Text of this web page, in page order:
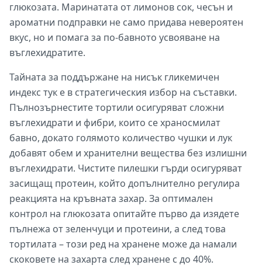
глюкозата. Маринатата от лимонов сок, чесън и
ароматни подправки не само придава невероятен
вкус, но и помага за по-бавното усвояване на
въглехидратите.
Тайната за поддържане на нисък гликемичен
индекс тук е в стратегическия избор на съставки.
Пълнозърнестите тортили осигуряват сложни
въглехидрати и фибри, които се храносмилат
бавно, докато голямото количество чушки и лук
добавят обем и хранителни вещества без излишни
въглехидрати. Чистите пилешки гърди осигуряват
засищащ протеин, който допълнително регулира
реакцията на кръвната захар. За оптимален
контрол на глюкозата опитайте първо да изядете
пълнежа от зеленчуци и протеини, а след това
тортилата – този ред на хранене може да намали
скоковете на захарта след хранене с до 40%.